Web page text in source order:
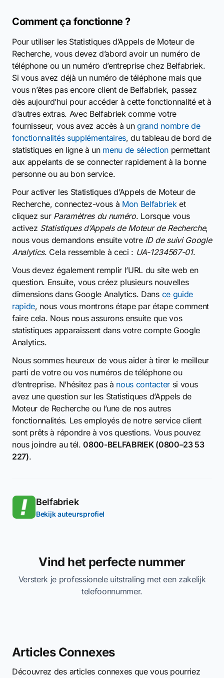
Comment ça fonctionne ?
Pour utiliser les Statistiques d’Appels de Moteur de
Recherche, vous devez d’abord avoir un numéro de
téléphone ou un numéro d’entreprise chez Belfabriek.
Si vous avez déjà un numéro de téléphone mais que
vous n’êtes pas encore client de Belfabriek, passez
dès aujourd’hui pour accéder à cette fonctionnalité et à
d’autres extras. Avec Belfabriek comme votre
fournisseur, vous avez accès à ungrand nombre de
fonctionnalités supplémentaires, du tableau de bord de
statistiques en ligne à un menu de sélectionpermettant
aux appelants de se connecter rapidement à la bonne
personne ou au bon service.
Pour activer les Statistiques d’Appels de Moteur de
Recherche, connectez-vous à Mon Belfabrieket
cliquez sur Paramètres du numéro. Lorsque vous
activez Statistiques d’Appels de Moteur de Recherche,
nous vous demandons ensuite votre ID de suivi Google
Analytics. Cela ressemble à ceci : UA-1234567-01.
Vous devez également remplir l’URL du site web en
question. Ensuite, vous créez plusieurs nouvelles
dimensions dans Google Analytics. Dans ce guide
rapide, nous vous montrons étape par étape comment
faire cela. Nous nous assurons ensuite que vos
statistiques apparaissent dans votre compte Google
Analytics.
Nous sommes heureux de vous aider à tirer le meilleur
parti de votre ou vos numéros de téléphone ou
d’entreprise. N’hésitez pas à nous contactersi vous
avez une question sur les Statistiques d’Appels de
Moteur de Recherche ou l’une de nos autres
fonctionnalités. Les employés de notre service client
sont prêts à répondre à vos questions. Vous pouvez
nous joindre au tél.0800-BELFABRIEK (0800–23 53
227).
Belfabriek
Bekijk auteursprofiel
Vind het perfecte nummer
Versterk je professionele uitstraling met een zakelijk
telefoonnummer.
Articles Connexes
Découvrez des articles connexes que vous pourriez